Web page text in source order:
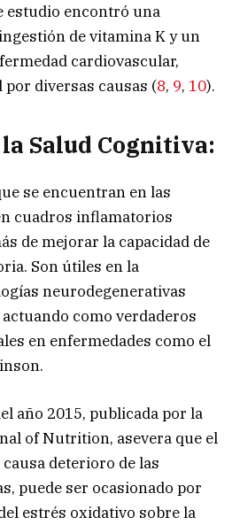
estudio encontró una
de vitamina K y un
cardiovascular,
diversas causas (8, 9, 10).
Salud Cognitiva:
se encuentran en las
cuadros inflamatorios
de mejorar la capacidad de
Son útiles en la
neurodegenerativas
actuando como verdaderos
en enfermedades como el
año 2015, publicada por la
of Nutrition, asevera que el
deterioro de las
puede ser ocasionado por
estrés oxidativo sobre la